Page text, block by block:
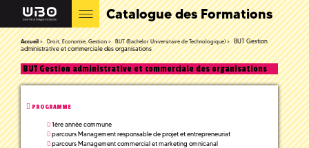
Catalogue des Formations
Accueil Droit, Economie, Gestion BUT (Bachelor Universitaire de Technologique)
BUT Gestion
administrative et commerciale des organisations
BUT Gestion administrative et commerciale des organisations
PROGRAMME
1ère année commune
parcours Management responsable de projet et entrepreneuriat
parcours Management commercial et marketing omnicanal